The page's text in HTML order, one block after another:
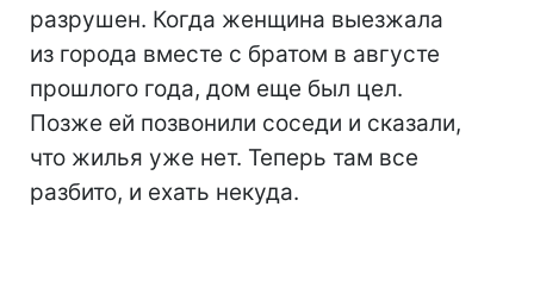
разрушен. Когда женщина выезжала
из города вместе с братом в августе
прошлого года, дом еще был цел.
Позже ей позвонили соседи и сказали,
что жилья уже нет. Теперь там все
разбито, и ехать некуда.